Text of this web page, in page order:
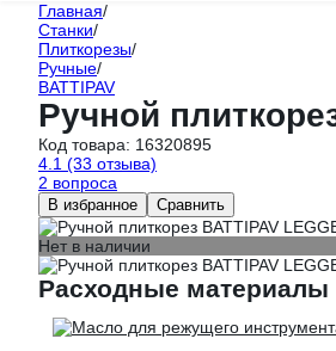
Главная/
Станки/
Плиткорезы/
Ручные/
BATTIPAV
Ручной
Код товара: 16320895
4.1 (33 отзыва)
2 вопроса
В избранное Сравнить
Нет в наличии
Расходные материалы